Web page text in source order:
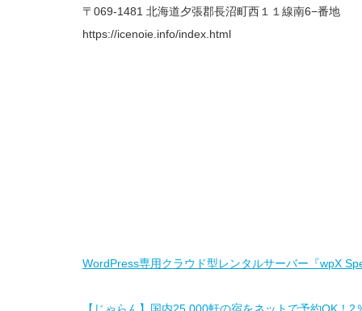
〒069-1481 北海道夕張郡長沼町西１１線南6−番地
https://icenoie.info/index.html
WordPress専用クラウド型レンタルサーバー『wpX
【じゃらん】国内25,000軒の宿をネットで予約OK！2